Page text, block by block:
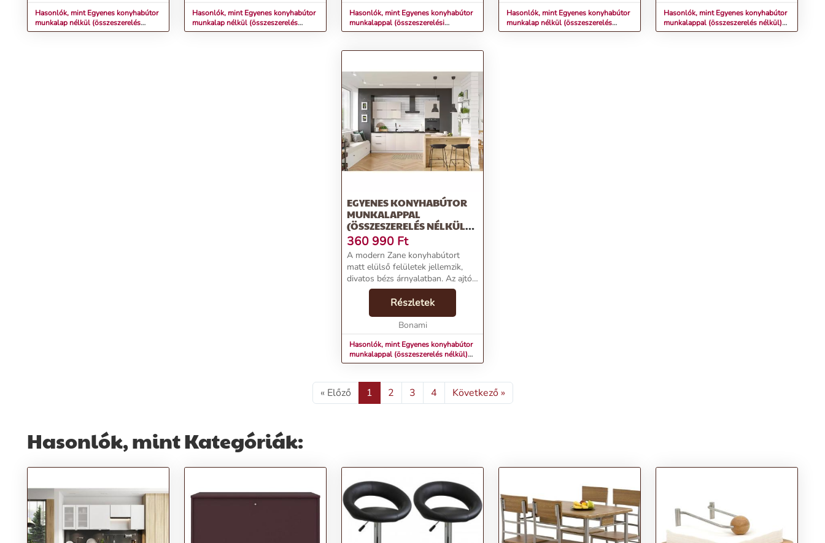
Hasonlók, mint Egyenes konyhabútor
munkalap nélkül (összeszerelés
nélkül) 280 cm Zane – STOLKAR
Hasonlók, mint Egyenes konyhabútor
munkalap nélkül (összeszerelés
nélkül) 240 cm Jolie – STOLKAR
Hasonlók, mint Egyenes konyhabútor
munkalappal (összeszerelési
szolgáltatás nélkül) 260 cm Nico –
Hasonlók, mint Egyenes konyhabútor
munkalap nélkül (összeszerelés
nélkül) 350 cm Aden – STOLKAR
Hasonlók, mint Egyenes konyhabútor
munkalappal (összeszerelés nélkül)
260 cm Dahlia – STOLKAR
EGYENES KONYHABÚTOR
MUNKALAPPAL
(ÖSSZESZERELÉS NÉLKÜL)
280 CM ZANE – STOLKAR
360 990 Ft
A modern Zane konyhabútort
matt elülső felületek jellemzik,
divatos bézs árnyalatban. Az ajtók
16 mm vastag melaminlemezből
készülnek. A Soft Closing
rendszerrel ellátott szerelvények
biztosítják, ho...
Részletek
Bonami
Hasonlók, mint Egyenes konyhabútor
munkalappal (összeszerelés nélkül)
280 cm Zane – STOLKAR
« Előző 1 2 3 4 Következő »
Hasonlók, mint Kategóriák: